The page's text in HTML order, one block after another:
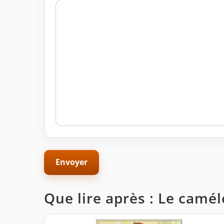
Que lire après : Le